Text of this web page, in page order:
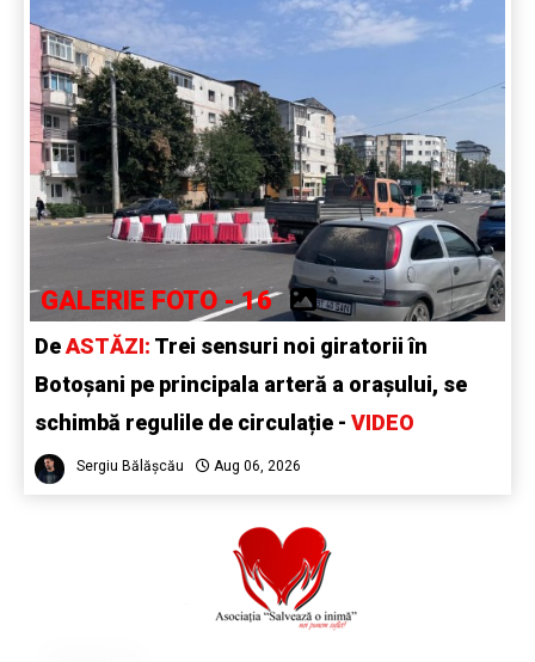
GALERIE FOTO - 16
DeASTĂZI: Trei sensuri noi giratorii în
Botoșani pe principala arteră a orașului, se
schimbă regulile de circulație - VIDEO
Sergiu Bălășcău Aug 06, 2026